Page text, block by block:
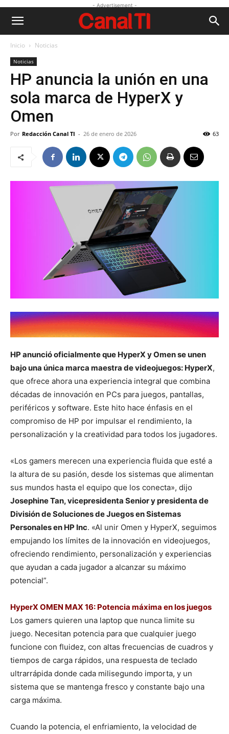
- Advertisement -
Inicio Noticias
Noticias
HP anuncia la unión en una
sola marca de HyperX y
Omen
Por Redacción Canal TI - 26 de enero de 2026 63
HP anunció oficialmente que HyperX y Omen se unen
bajo una única marca maestra de videojuegos: HyperX,
que ofrece ahora una experiencia integral que combina
décadas de innovación en PCs para juegos, pantallas,
periféricos y software. Este hito hace énfasis en el
compromiso de HP por impulsar el rendimiento, la
personalización y la creatividad para todos los jugadores.
«Los gamers merecen una experiencia fluida que esté a
la altura de su pasión, desde los sistemas que alimentan
sus mundos hasta el equipo que los conecta», dijo
Josephine Tan, vicepresidenta Senior y presidenta de
División de Soluciones de Juegos en Sistemas
Personales en HP Inc. «Al unir Omen y HyperX, seguimos
empujando los límites de la innovación en videojuegos,
ofreciendo rendimiento, personalización y experiencias
que ayudan a cada jugador a alcanzar su máximo
potencial”.
HyperX OMEN MAX 16: Potencia máxima en los juegos
Los gamers quieren una laptop que nunca limite su
juego. Necesitan potencia para que cualquier juego
funcione con fluidez, con altas frecuencias de cuadros y
tiempos de carga rápidos, una respuesta de teclado
ultrarrápida donde cada milisegundo importa, y un
sistema que se mantenga fresco y constante bajo una
carga máxima.
Cuando la potencia, el enfriamiento, la velocidad de